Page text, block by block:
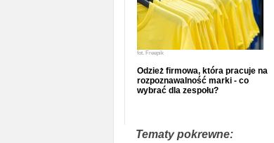
fot. Freepik
Odzież firmowa, która pracuje na
rozpoznawalność marki - co
wybrać dla zespołu?
Tematy pokrewne: